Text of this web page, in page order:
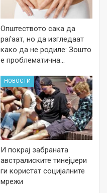
Општеството сака да
раѓаат, но да изгледаат
како да не родиле: Зошто
е проблематична…
НОВОСТИ
И покрај забраната
австралиските тинејџери
ги користат социјалните
мрежи